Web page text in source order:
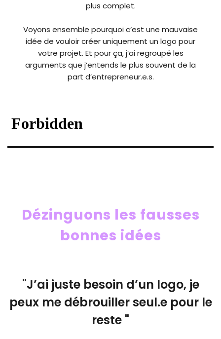
plus complet.
Voyons ensemble pourquoi c’est une mauvaise
idée de vouloir créer uniquement un logo pour
votre projet. Et pour ça, j’ai regroupé les
arguments que j’entends le plus souvent de la
part d’entrepreneur.e.s.
Dézinguons les fausses
bonnes idées
"J’ai juste besoin d’un logo, je
peux me débrouiller seul.e pour le
reste "